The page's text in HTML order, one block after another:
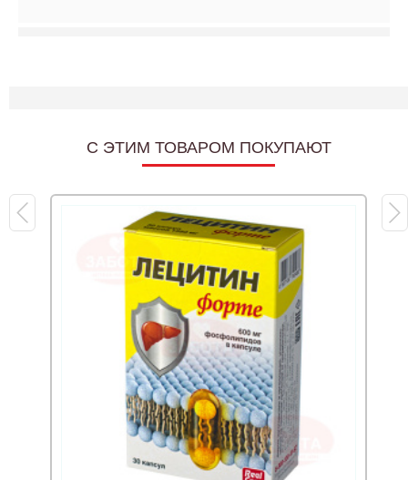
C ЭТИМ ТОВАРОМ ПОКУПАЮТ